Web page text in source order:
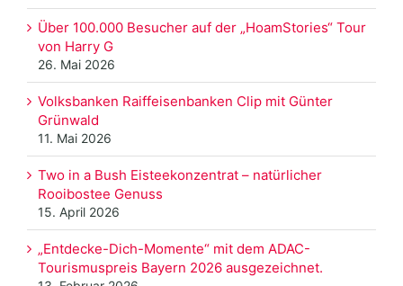
Über 100.000 Besucher auf der „HoamStories“ Tour
von Harry G
26. Mai 2026
Volksbanken Raiffeisenbanken Clip mit Günter
Grünwald
11. Mai 2026
Two in a Bush Eisteekonzentrat – natürlicher
Rooibostee Genuss
15. April 2026
„Entdecke-Dich-Momente“ mit dem ADAC-
Tourismuspreis Bayern 2026 ausgezeichnet.